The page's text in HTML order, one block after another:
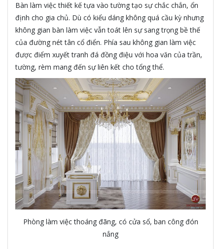
Bàn làm việc thiết kế tựa vào tường tạo sự chắc chắn, ổn
định cho gia chủ. Dù có kiểu dáng không quá cầu kỳ nhưng
không gian bàn làm việc vẫn toát lên sự sang trọng bề thế
của đường nét tân cổ điển. Phía sau không gian làm việc
được điểm xuyết tranh đá đồng điệu với hoa văn của trần,
tường, rèm mang đến sự liên kết cho tổng thể.
Phòng làm việc thoáng đãng, có cửa sổ, ban công đón
nắng